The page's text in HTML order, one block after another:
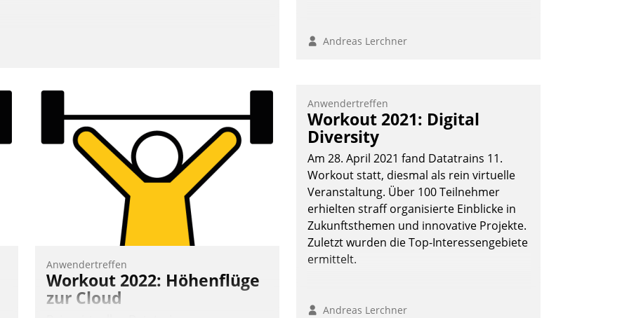
Andreas Lerchner
Anwendertreffen
Workout 2022: Höhenflüge
zur Cloud
Anwendertreffen
Workout 2021: Digital
Diversity
Am 28. April 2021 fand Datatrains 11.
Workout statt, diesmal als rein virtuelle
Veranstaltung. Über 100 Teilnehmer
erhielten straff organisierte Einblicke in
Zukunftsthemen und innovative Projekte.
Zuletzt wurden die Top-Interessengebiete
ermittelt.
Andreas Lerchner